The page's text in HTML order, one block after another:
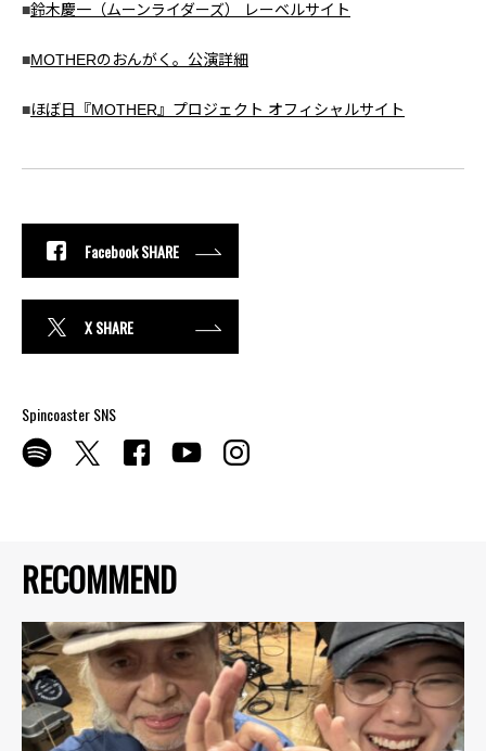
RECOMMEND
■鈴木慶一（ムーンライダーズ） レーベルサイト
■MOTHERのおんがく。公演詳細
■ほぼ日『MOTHER』プロジェクト オフィシャルサイト
Facebook SHARE
X SHARE
Spincoaster SNS